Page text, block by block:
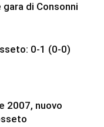
di Consonni
0-1 (0-0)
2007, nuovo